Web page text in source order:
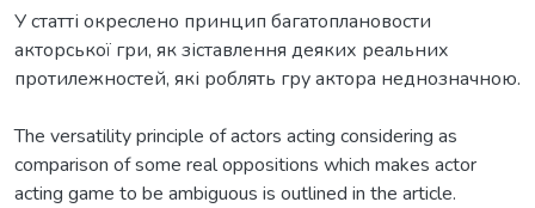
У статті окреслено принцип багатоплановости
акторської гри, як зіставлення деяких реальних
протилежностей, які роблять гру актора неднозначною.
The versatility principle of actors acting considering as
comparison of some real oppositions which makes actor
acting game to be ambiguous is outlined in the article.